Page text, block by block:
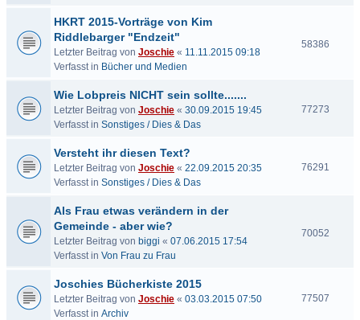
HKRT 2015-Vorträge von Kim
Riddlebarger "Endzeit"
Letzter Beitrag von Joschie « 11.11.2015 09:18
Verfasst in Bücher und Medien
58386
Wie Lobpreis NICHT sein sollte.......
Letzter Beitrag von Joschie « 30.09.2015 19:45
Verfasst in Sonstiges / Dies & Das
77273
Versteht ihr diesen Text?
Letzter Beitrag von Joschie « 22.09.2015 20:35
Verfasst in Sonstiges / Dies & Das
76291
Als Frau etwas verändern in der
Gemeinde - aber wie?
Letzter Beitrag von biggi « 07.06.2015 17:54
Verfasst in Von Frau zu Frau
70052
Joschies Bücherkiste 2015
Letzter Beitrag von Joschie « 03.03.2015 07:50
Verfasst in Archiv
77507